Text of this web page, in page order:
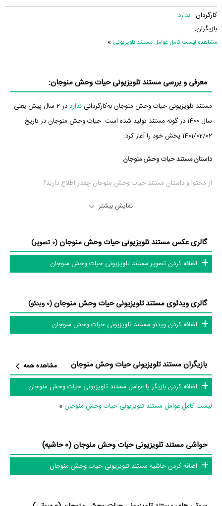
کارگردان: ندارد
بازیگران:
مشاهده لیست کامل عوامل مستند تلویزیونی »
معرفی و بررسی مستند تلویزیونی حیات وحش منوجان:
مستند تلویزیونی حیات وحش منوجان به‌کارگردانی ندارد
در 2 سال پیش یعنی
سال 1400 در گونه مستند تولید شده است. حیات وحش منوجان در تاریخ
1401/02/02 پخش خود را آغاز کرد.
داستان مستند حیات وحش منوجان
از محتوا و داستان مستند حیات وحش منوجان چقدر اطلاع دارید؟
در خلاصه داستانی که یا از سوی تیم رسانه‌ای اثر و یا توسط دیگر رسانه‌ها درباره
استان کرمان می پردازد. »
افتخارات و جوایز مستند حیات وحش منوجان
سامانهمنظوم
مرجع ارزشگذاری سینما و تلویزیون، رتبه 41 را با امتیاز و رأی
مردم کسب کرده است.
در مجموع بیش از 1 نفر در تولید مستند حیات وحش منوجان نقش داشته‌اند و
هر یک از آنها درمنظومیک صفحه اختصاصی دارند.
اطلاعات مستند حیات وحش منوجان
تاکنون در بخش‌های گالری عکس و پوستر مستند حیات وحش منوجان، ویدئو
و تیزر مستند حیات وحش منوجان، حواشی مستند حیات وحش منوجان،
نمایش بیشتر
گالری عکس مستند تلویزیونی حیات وحش منوجان(0 تصویر)
اضافه کردن تصویر مستند تلویزیونی حیات وحش منوجان
گالری ویدئوی مستند تلویزیونی حیات وحش منوجان(0 ویدئو)
اضافه کردن ویدئو مستند تلویزیونی حیات وحش منوجان
بازیگران مستند تلویزیونی حیات وحش منوجان
مشاهده همه
اضافه کردن بازیگر یا عوامل مستند تلویزیونی حیات وحش منوجان
لیست کامل عوامل مستند تلویزیونی حیات وحش منوجان»
حواشی مستند تلویزیونی حیات وحش منوجان (0 حاشیه)
اضافه کردن حاشیه مستند تلویزیونی حیات وحش منوجان